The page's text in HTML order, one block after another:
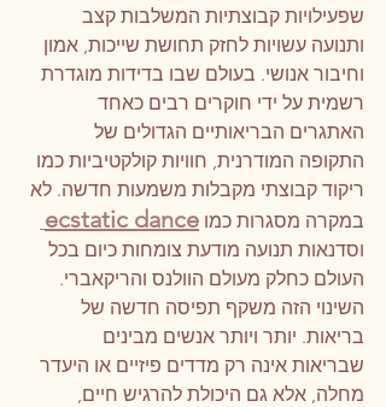
שפעילויות קבוצתיות המשלבות קצב
ותנועה עשויות לחזק תחושת שייכות, אמון
וחיבור אנושי. בעולם שבו בדידות מוגדרת
רשמית על ידי חוקרים רבים כאחד
האתגרים הבריאותיים הגדולים של
התקופה המודרנית, חוויות קולקטיביות כמו
ריקוד קבוצתי מקבלות משמעות חדשה. לא
במקרה מסגרות כמו ecstatic dance
וסדנאות תנועה מודעת צומחות כיום בכל
העולם כחלק מעולם הוולנס והריקאברי.
השינוי הזה משקף תפיסה חדשה של
בריאות. יותר ויותר אנשים מבינים
שבריאות אינה רק מדדים פיזיים או היעדר
מחלה, אלא גם היכולת להרגיש חיים,